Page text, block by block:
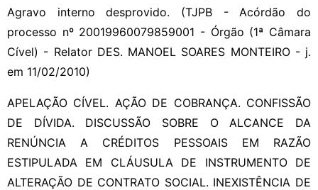
Agravo interno desprovido. (TJPB - Acórdão do
processo nº 20019960079859001 - Órgão (1ª Câmara
Cível) - Relator DES. MANOEL SOARES MONTEIRO - j.
em 11/02/2010)
APELAÇÃO CÍVEL. AÇÃO DE COBRANÇA. CONFISSÃO
DE DÍVIDA. DISCUSSÃO SOBRE O ALCANCE DA
RENÚNCIA A CRÉDITOS PESSOAIS EM RAZÃO
ESTIPULADA EM CLÁUSULA DE INSTRUMENTO DE
ALTERAÇÃO DE CONTRATO SOCIAL. INEXISTÊNCIA DE